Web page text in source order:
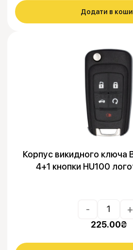
Додати в
Корпус викидного ключа
4+1 кнопки HU100
- +
225.00₴